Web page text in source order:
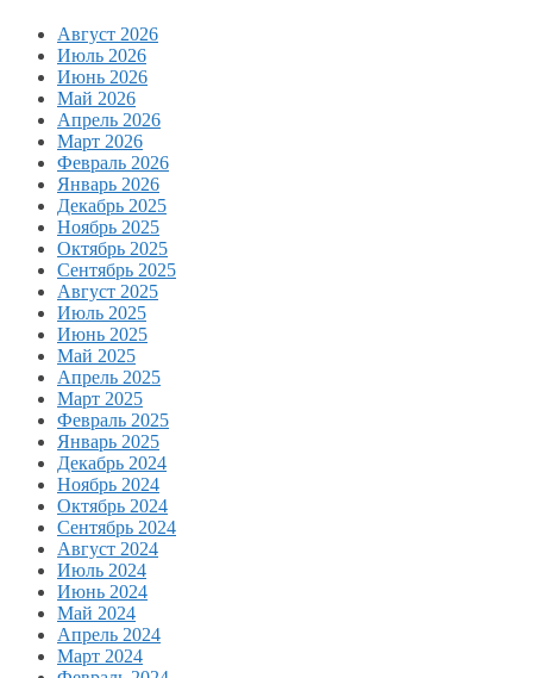
Август 2026
Июль 2026
Июнь 2026
Май 2026
Апрель 2026
Март 2026
Февраль 2026
Январь 2026
Декабрь 2025
Ноябрь 2025
Октябрь 2025
Сентябрь 2025
Август 2025
Июль 2025
Июнь 2025
Май 2025
Апрель 2025
Март 2025
Февраль 2025
Январь 2025
Декабрь 2024
Ноябрь 2024
Октябрь 2024
Сентябрь 2024
Август 2024
Июль 2024
Июнь 2024
Май 2024
Апрель 2024
Март 2024